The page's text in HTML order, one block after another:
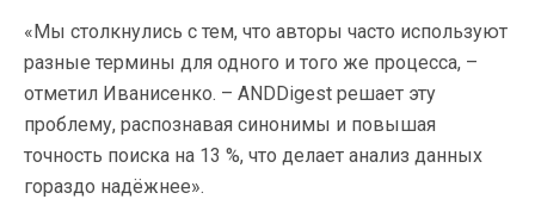
«Мы столкнулись с тем, что авторы часто используют
разные термины для одного и того же процесса, –
отметил Иванисенко. – ANDDigest решает эту
проблему, распознавая синонимы и повышая
точность поиска на 13 %, что делает анализ данных
гораздо надёжнее».